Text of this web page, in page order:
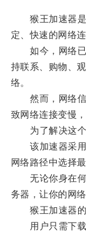
猴王加速器是
定、快速的网络
如今，网络已
持联系、购物、
络。
然而，网络信
致网络连接变慢
为了解决这个
该加速器采用
网络路径中选择
无论你身在何
务器，让你的网
猴王加速器的
用户只需下载